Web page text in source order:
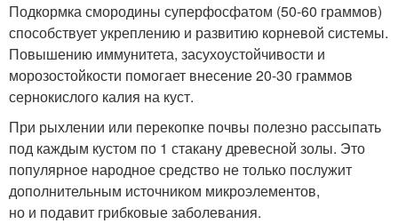
Подкормка смородины суперфосфатом (50-60 граммов)
способствует укреплению и развитию корневой системы.
Повышению иммунитета, засухоустойчивости и
морозостойкости помогает внесение 20-30 граммов
сернокислого калия на куст.
При рыхлении или перекопке почвы полезно рассыпать
под каждым кустом по 1 стакану древесной золы. Это
популярное народное средство не только послужит
дополнительным источником микроэлементов,
но и подавит грибковые заболевания.